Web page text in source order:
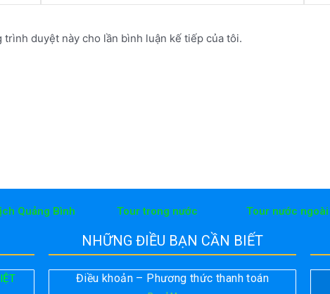
duyệt này cho lần bình luận kế tiếp của tôi.
Quảng Bình Tour trong nước Tour nước ngoài
NHỮNG ĐIỀU BẠN CẦN BIẾT
Điều khoản – Phương thức thanh toán